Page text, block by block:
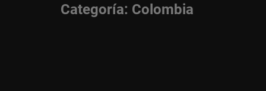
Estaciones de RadioCategoría: Colombia